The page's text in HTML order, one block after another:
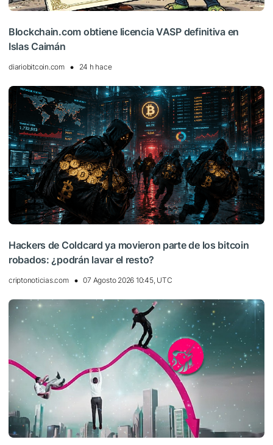
Blockchain.com obtiene licencia VASP definitiva en
Islas Caimán
diariobitcoin.com 24 h hace
Hackers de Coldcard ya movieron parte de los bitcoin
robados: ¿podrán lavar el resto?
criptonoticias.com 07 Agosto 2026 10:45, UTC